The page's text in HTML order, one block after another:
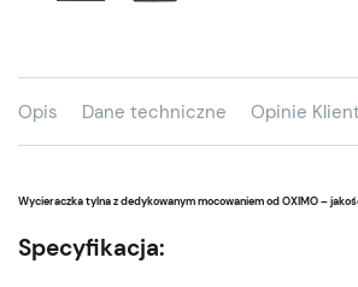
Opis Dane techniczne Opinie
Wycieraczka tylna z dedykowanym mocowaniem od OXIMO –
Specyfikacja: